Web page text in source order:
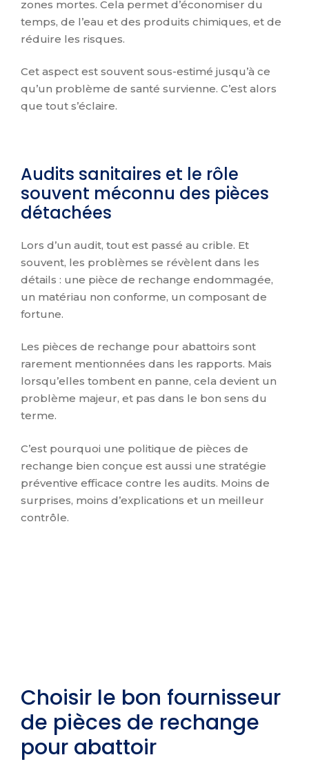
zones mortes. Cela permet d’économiser du
temps, de l’eau et des produits chimiques, et de
réduire les risques.
Cet aspect est souvent sous-estimé jusqu’à ce
qu’un problème de santé survienne. C’est alors
que tout s’éclaire.
Audits sanitaires et le rôle
souvent méconnu des pièces
détachées
Lors d’un audit, tout est passé au crible. Et
souvent, les problèmes se révèlent dans les
détails : une pièce de rechange endommagée,
un matériau non conforme, un composant de
fortune.
Les pièces de rechange pour abattoirs sont
rarement mentionnées dans les rapports. Mais
lorsqu’elles tombent en panne, cela devient un
problème majeur, et pas dans le bon sens du
terme.
C’est pourquoi une politique de pièces de
rechange bien conçue est aussi une stratégie
préventive efficace contre les audits. Moins de
surprises, moins d’explications et un meilleur
contrôle.
Choisir le bon fournisseur
de pièces de rechange
pour abattoir